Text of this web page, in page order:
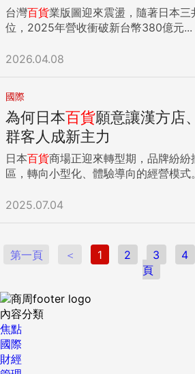
台灣百貨業版圖迎來震盪，隨著日本
位，2025年營收衝破新台幣380億元...
2026.04.08
國際
為何日本百貨願意讓漢方店
群客人成新主力
日本百貨商場正迎來轉型期，品牌紛
區，轉向小型化、體驗導向的經營模式
2025.07.04
第一頁 ＜ 1 2 3 4
頁
內容分類
焦點
國際
財經